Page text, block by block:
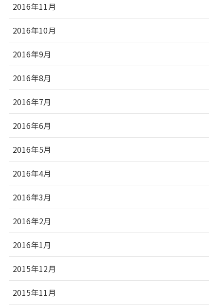
2016年11月
2016年10月
2016年9月
2016年8月
2016年7月
2016年6月
2016年5月
2016年4月
2016年3月
2016年2月
2016年1月
2015年12月
2015年11月